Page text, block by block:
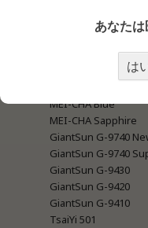
MEI-CHA IRIS
MEI-CHA Sapphire
MEI-CHA Angel Blue
MEI-CHA Blue
MEI-CHA Sapphire
GiantSun G-9740
GiantSun G-9740
GiantSun G-9430
GiantSun G-9420
GiantSun G-9410
TsaiYi 501
あなた
は